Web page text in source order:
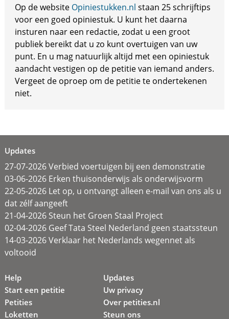
Op de website Opiniestukken.nl staan 25 schrijftips
voor een goed opiniestuk. U kunt het daarna
insturen naar een redactie, zodat u een groot
publiek bereikt dat u zo kunt overtuigen van uw
punt. En u mag natuurlijk altijd met een opiniestuk
aandacht vestigen op de petitie van iemand anders.
Vergeet de oproep om de petitie te ondertekenen
niet.
Updates
27-07-2026 Verbied voertuigen bij een demonstratie
03-06-2026 Erken thuisonderwijs als onderwijsvorm
22-05-2026 Let op, u ontvangt alleen e-mail van ons als u
dat zélf aangeeft
21-04-2026 Steun het Groen Staal Project
02-04-2026 Geef Tata Steel Nederland geen staatssteun
14-03-2026 Verklaar het Nederlands wegennet als
voltooid
Help
Start een petitie
Petities
Loketten
Updates
Uw privacy
Over petities.nl
Steun ons